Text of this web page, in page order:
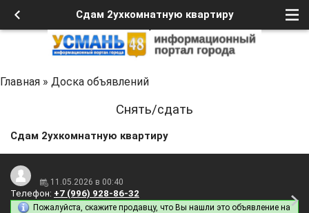
Сдам 2ухкомнатную квартиру
Главная » Доска объявлений
Снять/сдать
Сдам 2ухкомнатную квартиру
11.05.2026 в 00:40
Телефон: +7 (996) 928-86-32
Пожалуйста, скажите продавцу, что Вы нашли это объявление на